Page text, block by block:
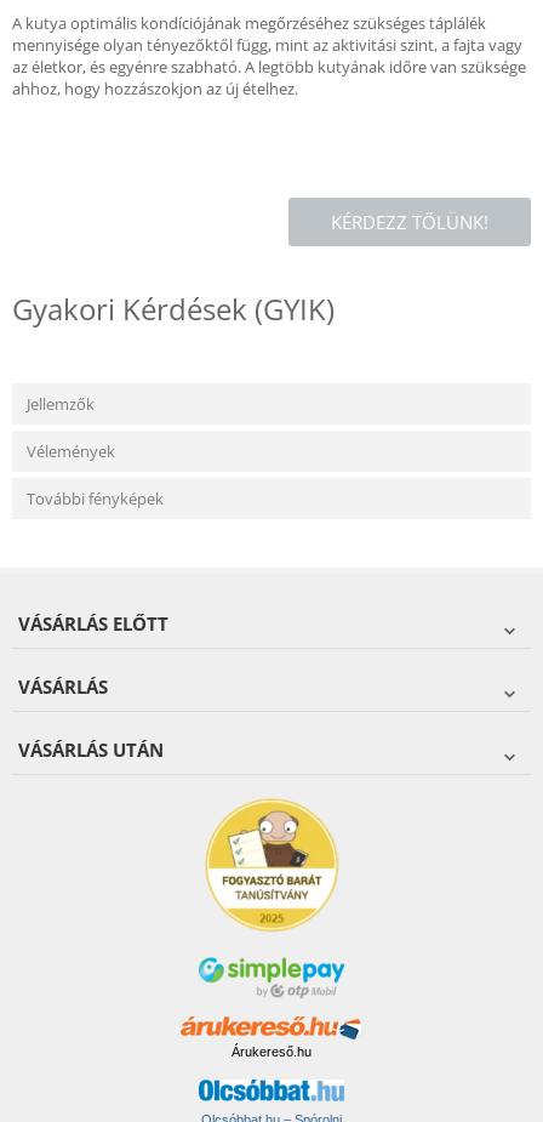
A kutya optimális kondíciójának megőrzéséhez szükséges táplálék
mennyisége olyan tényezőktől függ, mint az aktivitási szint, a fajta vagy
az életkor, és egyénre szabható. A legtöbb kutyának időre van szüksége
ahhoz, hogy hozzászokjon az új ételhez.
KÉRDEZZ TŐLÜNK!
Gyakori Kérdések (GYIK)
Jellemzők
Vélemények
További fényképek
VÁSÁRLÁS ELŐTT
VÁSÁRLÁS
VÁSÁRLÁS UTÁN
Árukereső.hu